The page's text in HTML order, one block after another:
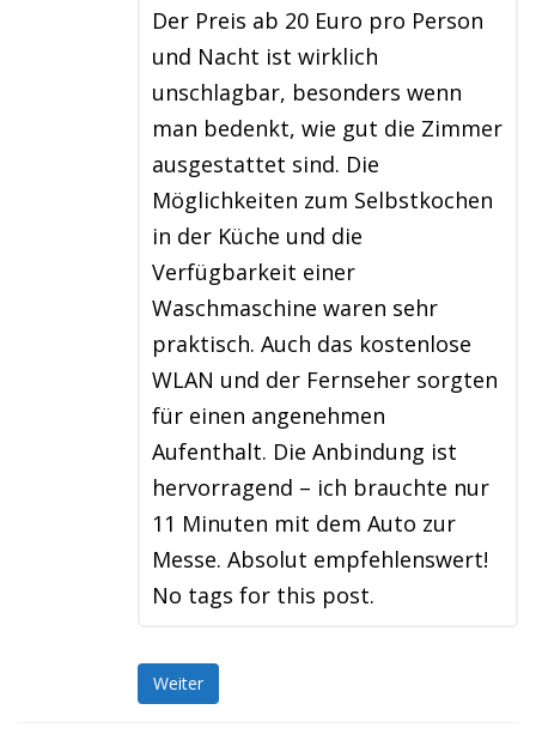
Der Preis ab 20 Euro pro Person
und Nacht ist wirklich
unschlagbar, besonders wenn
man bedenkt, wie gut die Zimmer
ausgestattet sind. Die
Möglichkeiten zum Selbstkochen
in der Küche und die
Verfügbarkeit einer
Waschmaschine waren sehr
praktisch. Auch das kostenlose
WLAN und der Fernseher sorgten
für einen angenehmen
Aufenthalt. Die Anbindung ist
hervorragend – ich brauchte nur
11 Minuten mit dem Auto zur
Messe. Absolut empfehlenswert!
No tags for this post.
Weiter